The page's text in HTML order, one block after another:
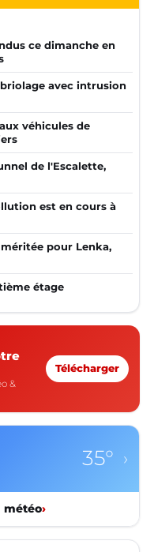
ce dimanche en
avec intrusion
véhicules de
de l'Escalette,
est en cours à
pour Lenka,
étage
&
Télécharger
35° ›
météo›